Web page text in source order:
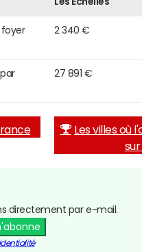
foyer
2 340 €
27 891 €
Les villes où
directement par e-mail.